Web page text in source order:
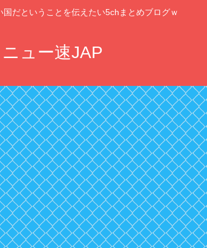
国だということを伝えたい5chまとめブログｗ
ニュー速JAP